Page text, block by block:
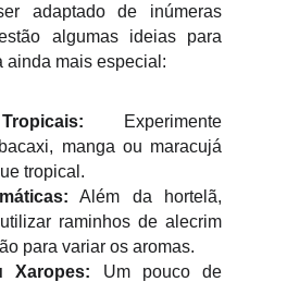
adaptado de inúmeras
algumas ideias para
ainda mais especial:
Experimente
manga ou maracujá
tropical.
Além da hortelã,
raminhos de alecrim
para variar os aromas.
Xaropes: Um pouco de